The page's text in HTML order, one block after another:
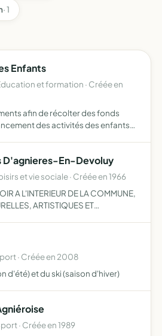
· 1
Enfants
et formation · Créée en
afin de récolter des fonds
des activités des enfants
D'agnieres-En-Devoluy
et vie sociale · Créée en 1966
A L'INTERIEUR DE LA COMMUNE,
ARTISTIQUES ET
· Créée en 2008
d'été) et du ski (saison d'hiver)
· Créée en 1989